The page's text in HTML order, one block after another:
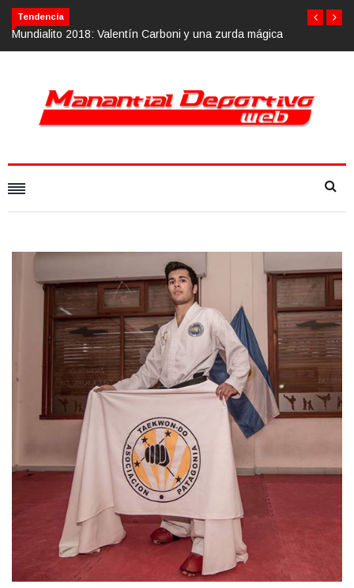
Tendencia
zurda mágicaCalvario Race 2018, 10 de noviembre